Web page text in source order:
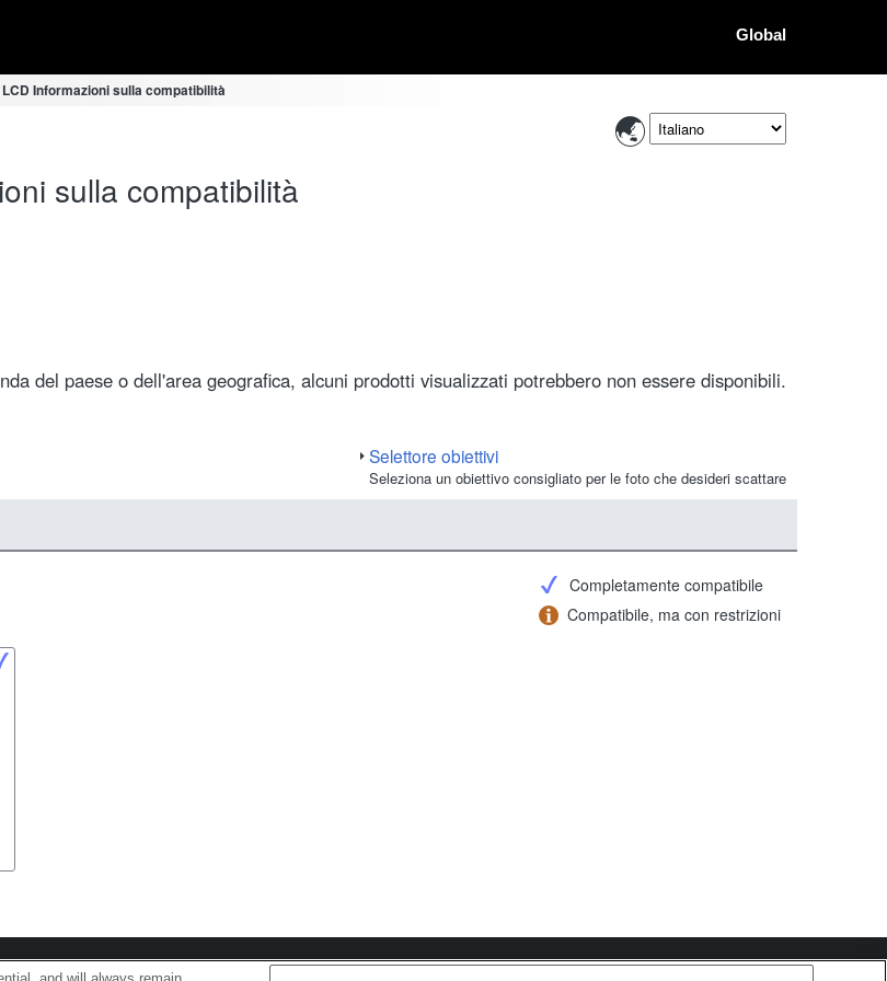
Global
Informazioni sulla compatibilità
sulla compatibilità
del paese o dell'area geografica, alcuni prodotti visualizzati potrebbero non essere disponibili.
Selettore obiettivi
Seleziona un obiettivo consigliato per le foto che desideri scattare
Completamente compatibile
Compatibile, ma con restrizioni
Copyright 2026 Sony Corporation